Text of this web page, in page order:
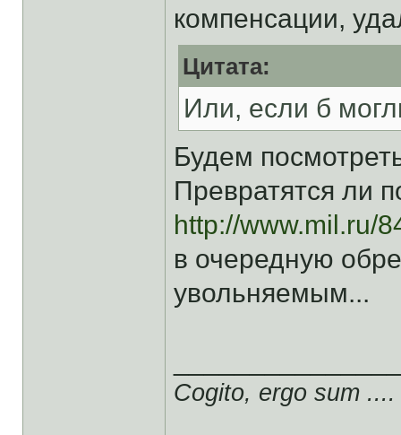
компенсации,
Цитата:
Или, если б
Будем
Превратятся ли
http://www.mil.ru/
в очередную
увольняемым...
Cogito, ergo sum ....